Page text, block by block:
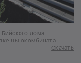
Бийского дома
Льнокомбината
Скачать